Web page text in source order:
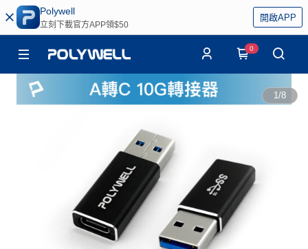
Polywell
立刻下載官方APP領$50
開啟APP
0
1/8